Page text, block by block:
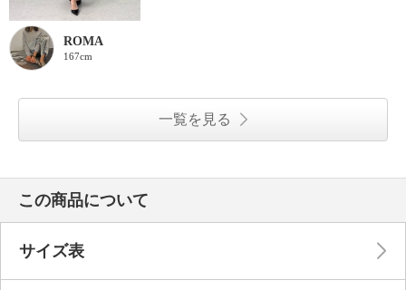
ROMA
167cm
一覧を見る
この商品について
サイズ表